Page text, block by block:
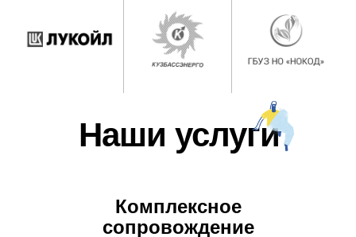
Наши услуги
Комплексное
сопровождение